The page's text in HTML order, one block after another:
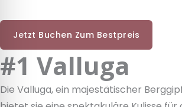
Jetzt Buchen Zum Bestpreis
#1 Valluga
Die Valluga, ein majestätischer